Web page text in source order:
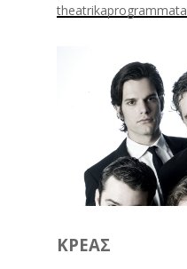
theatrikaprogrammata
ΚΡΕΑΣ